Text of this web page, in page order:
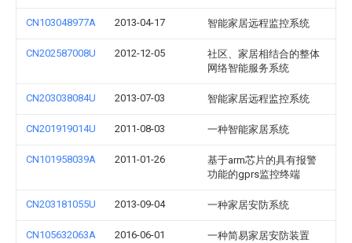
CN103048977A 2013-04-17 智能家居远程监控系统
CN202587008U 2012-12-05
社区、家居相结合的整体
网络智能服务系统
CN203038084U 2013-07-03 智能家居远程监控系统
CN201919014U 2011-08-03 一种智能家居系统
CN101958039A 2011-01-26
基于arm芯片的具有报警
功能的gprs监控终端
CN203181055U 2013-09-04 一种家居安防系统
CN105632063A 2016-06-01 一种简易家居安防装置